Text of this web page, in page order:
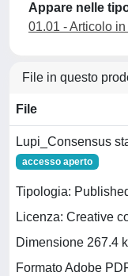
Appare nelle
01.01 - Articolo
File in questo
File
Lupi_Consensus
accesso aperto
Tipologia:
Licenza: Creative
Dimensione 267.4
Formato Adobe